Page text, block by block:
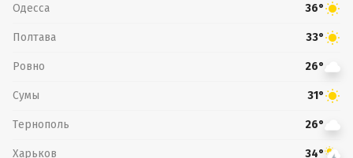
Одесса 36°
Полтава 33°
Ровно 26°
Сумы 31°
Тернополь 26°
Харьков 34°